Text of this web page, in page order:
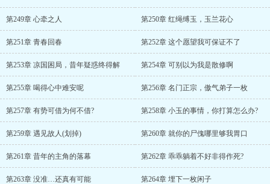
第249章 心牵之人 第250章 红绳缚玉，玉兰花心
第251章 青春回春 第252章 这个愿望我可保证不了
第253章 凉国困局，昔年疑惑终得解 第254章 可别以为我是散修啊
第255章 喝得心中难安呢 第256章 名门正宗，傲气弟子一枚
第257章 有势可借为何不借? 第258章 小玉的事情，你打算怎么办?
第259章 遇见故人(划掉) 第260章 就你的尸傀哪里够我胃口
第261章 昔年的主角的落幕 第262章 乖乖躺着不好非得作死?
第263章 没准…还真有可能 第264章 埋下一枚闲子